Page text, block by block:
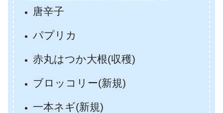
唐辛子
パプリカ
赤丸はつか大根(収穫)
ブロッコリー(新規)
一本ネギ(新規)